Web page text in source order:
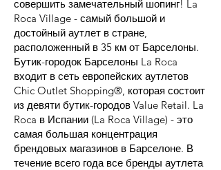
совершить замечательный шопинг! La
Roca Village - самый большой и
достойный аутлет в стране,
расположенный в 35 км от Барселоны.
Бутик-городок Барселоны La Roca
входит в сеть европейских аутлетов
Chic Outlet Shopping®, которая состоит
из девяти бутик-городов Value Retail. La
Roca в Испании (La Roca Village) - это
самая большая концентрация
брендовых магазинов в Барселоне. В
течение всего года все бренды аутлета